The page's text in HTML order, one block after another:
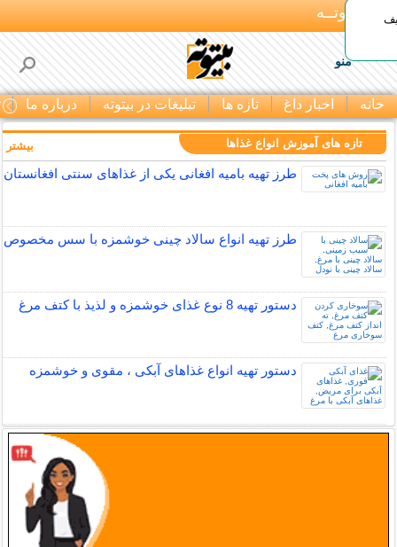
بـیتوتــه
منو
خانه اخبار داغ تازه ها تبلیغات در بیتوته درباره ما
تازه های آموزش انواع غذاها
طرز تهیه بامیه افغانی یکی از غذاهای سنتی افغانستان
طرز تهیه انواع سالاد چینی خوشمزه با سس مخصوص
دستور تهیه 8 نوع غذای خوشمزه و لذیذ با کتف مرغ
دستور تهیه انواع غذاهای آبکی ، مقوی و خوشمزه
بیشتر